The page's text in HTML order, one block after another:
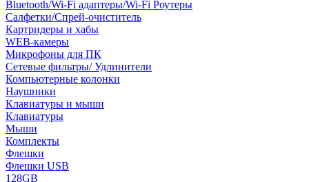
Bluetooth/Wi-Fi адаптеры/Wi-Fi Роутеры
Салфетки/Спрей-очиститель
Картридеры и хабы
WEB-камеры
Микрофоны для ПК
Сетевые фильтры/ Удлинители
Компьютерные колонки
Наушники
Клавиатуры и мыши
Клавиатуры
Мыши
Комплекты
Флешки
Флешки USB
128GB